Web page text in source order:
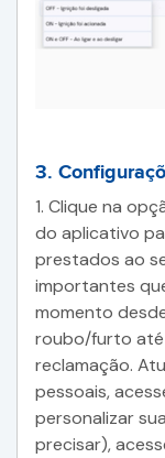
3.
1. Clique na
do aplicativo
prestados ao
importantes
momento
roubo/furto até
reclamação.
pessoais,
personalizar
precisar),